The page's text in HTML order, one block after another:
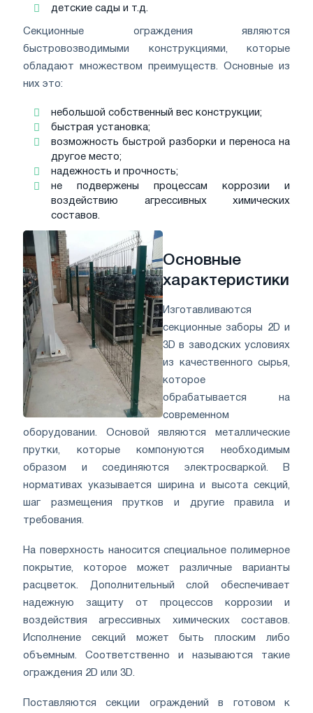
детские сады и т.д.
Секционные ограждения являются
быстровозводимыми конструкциями, которые
обладают множеством преимуществ. Основные из
них это:
небольшой собственный вес конструкции;
быстрая установка;
возможность быстрой разборки и переноса на
другое место;
надежность и прочность;
не подвержены процессам коррозии и
воздействию агрессивных химических
составов.
Основные
характеристики
Изготавливаются
секционные заборы 2D и
3D в заводских условиях
из качественного сырья,
которое
обрабатывается на
современном
оборудовании. Основой являются металлические
прутки, которые компонуются необходимым
образом и соединяются электросваркой. В
нормативах указывается ширина и высота секций,
шаг размещения прутков и другие правила и
требования.
На поверхность наносится специальное полимерное
покрытие, которое может различные варианты
расцветок. Дополнительный слой обеспечивает
надежную защиту от процессов коррозии и
воздействия агрессивных химических составов.
Исполнение секций может быть плоским либо
объемным. Соответственно и называются такие
ограждения 2D или 3D.
Поставляются секции ограждений в готовом к